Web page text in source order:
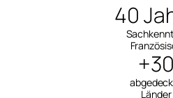
40
+30
Länder